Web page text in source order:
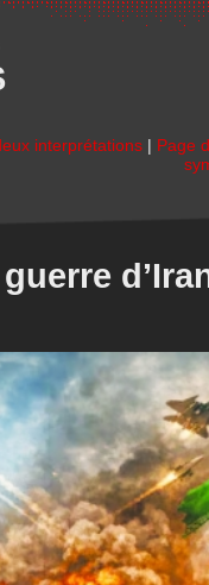
interprétations | Page